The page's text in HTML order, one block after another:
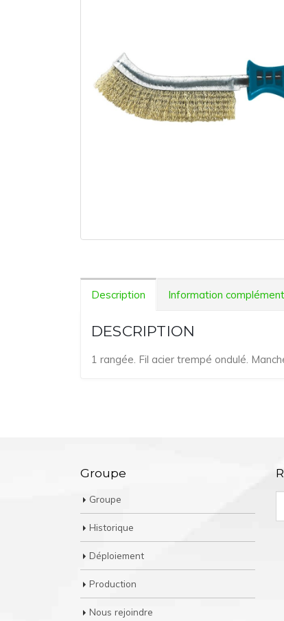
Description Information
DESCRIPTION
1 rangée. Fil acier trempé ondulé.
Groupe
Groupe
Historique
Déploiement
Production
Nous rejoindre